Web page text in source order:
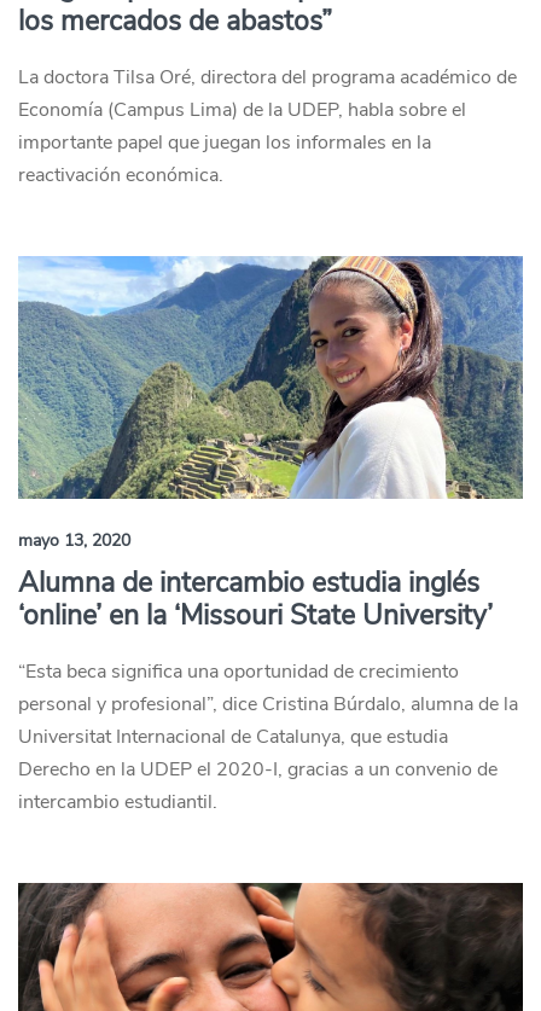
los mercados de abastos”
La doctora Tilsa Oré, directora del programa académico de
Economía (Campus Lima) de la UDEP, habla sobre el
importante papel que juegan los informales en la
reactivación económica.
mayo 13, 2020
Alumna de intercambio estudia inglés
‘online’ en la ‘Missouri State University’
“Esta beca significa una oportunidad de crecimiento
personal y profesional”, dice Cristina Búrdalo, alumna de la
Universitat Internacional de Catalunya, que estudia
Derecho en la UDEP el 2020-I, gracias a un convenio de
intercambio estudiantil.